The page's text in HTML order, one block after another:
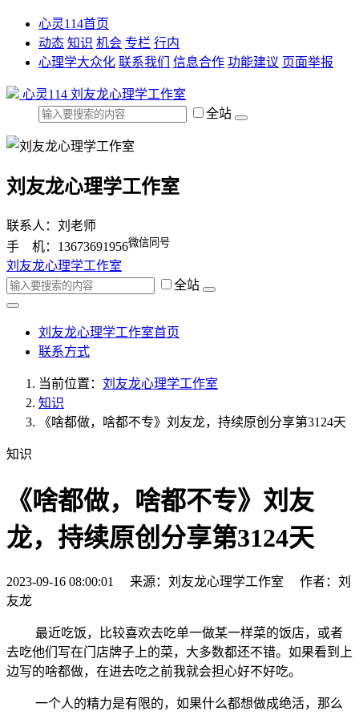
心灵114首页
动态 知识 机会 专栏 行内
心理学大众化 联系我们 信息合作 功能建议 页面举报
心灵114 刘友龙心理学工作室
全站
刘友龙心理学工作室
联系人：刘老师
手 机：13673691956微信同号
刘友龙心理学工作室
全站
刘友龙心理学工作室首页
联系方式
当前位置： 刘友龙心理学工作室
知识
《啥都做，啥都不专》刘友龙，持续原创分享第3124天
知识
《啥都做，啥都不专》刘友
龙，持续原创分享第3124天
2023-09-16 08:00:01 来源：刘友龙心理学工作室 作者：刘
友龙
最近吃饭，比较喜欢去吃单一做某一样菜的饭店，或者
去吃他们写在门店牌子上的菜，大多数都还不错。如果看到上
边写的啥都做，在进去吃之前我就会担心好不好吃。
一个人的精力是有限的，如果什么都想做成绝活，那么